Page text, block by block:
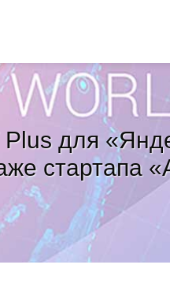
Plus для
стартапа